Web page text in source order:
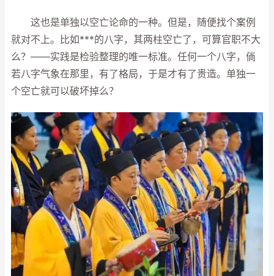
这也是单独以空亡论命的一种。但是，随便找个案例
就对不上。比如***的八字，其两柱空亡了，可算官职不大
么？——实践是检验整理的唯一标准。任何一个八字，倘
若八字气象在那里，有了格局，于是才有了贵造。单独一
个空亡就可以破坏掉么？